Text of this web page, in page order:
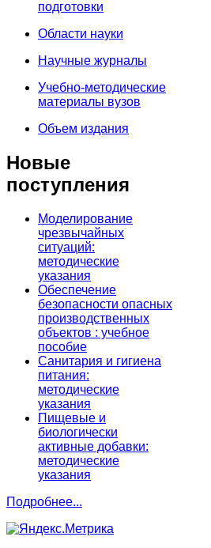
подготовки
Области науки
Научные журналы
Учебно-методические
материалы вузов
Объем издания
Новые
поступления
Моделирование
чрезвычайных
ситуаций:
методические
указания
Обеспечение
безопасности опасных
производственных
объектов : учебное
пособие
Санитария и гигиена
питания:
методические
указания
Пищевые и
биологически
активные добавки:
методические
указания
Подробнее...